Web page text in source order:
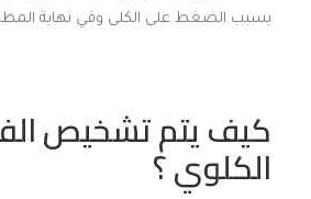
يسبب الضغط على الكلى وفي نهاية
كيف يتم تشخيص
الكلوي ؟